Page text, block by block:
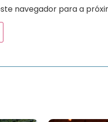
navegador para a